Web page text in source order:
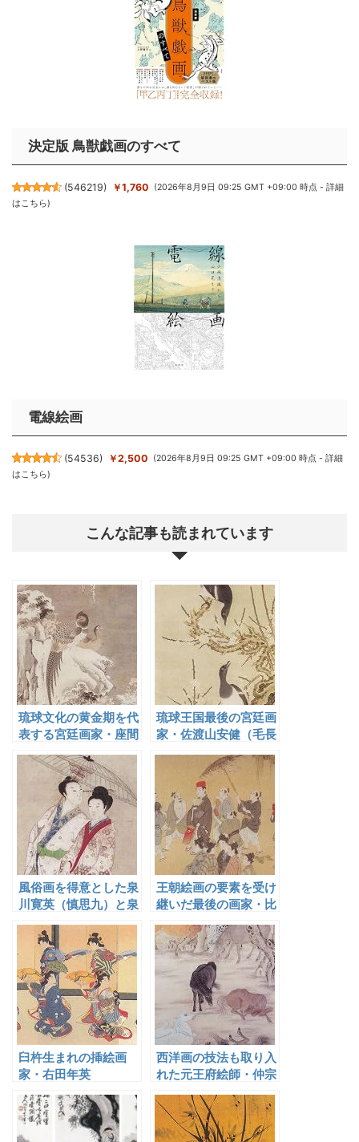
決定版 鳥獣戯画のすべて
(546219) ￥1,760 (2026年8月9日 09:25 GMT +09:00 時点 -詳細
はこちら)
電線絵画
(54536) ￥2,500 (2026年8月9日 09:25 GMT +09:00 時点 -詳細
はこちら)
こんな記事も読まれています
琉球文化の黄金期を代
表する宮廷画家・座間
味庸昌（殷元良）
琉球王国最後の宮廷画
家・佐渡山安健（毛長
禧）
風俗画を得意とした泉
川寛英（慎思九）と泉
川寛道（慎克熙）
王朝絵画の要素を受け
継いだ最後の画家・比
嘉盛清
臼杵生まれの挿絵画
家・右田年英
西洋画の技法も取り入
れた元王府絵師・仲宗
根真補（査丕烈）